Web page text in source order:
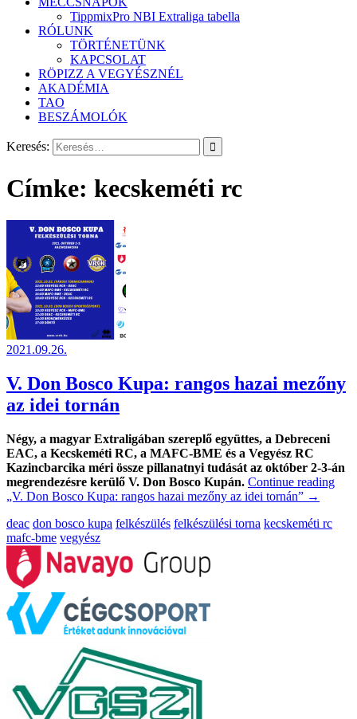
TippmixPro NBI Extraliga tabella
RÓLUNK
TÖRTÉNETÜNK
KAPCSOLAT
RÖPIZZ A VEGYÉSZNÉL
AKADÉMIA
TAO
BESZÁMOLÓK
Keresés:
Címke: kecskeméti rc
2021.09.26.
V. Don Bosco Kupa: rangos hazai mezőny
az idei tornán
Négy, a magyar Extraligában szereplő együttes, a Debreceni
EAC, a Kecskeméti RC, a MAFC-BME és a Vegyész RC
Kazincbarcika méri össze pillanatnyi tudását az október 2-3-án
megrendezésre kerülő V. Don Bosco Kupán. Continue reading
„V. Don Bosco Kupa: rangos hazai mezőny az idei tornán” →
deac don bosco kupa felkészülés felkészülési torna kecskeméti rc
mafc-bme vegyész